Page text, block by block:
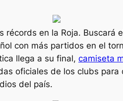
en la Roja. Buscará
con más partidos en el
llega a su final, camiseta
oficiales de los clubs
del país.